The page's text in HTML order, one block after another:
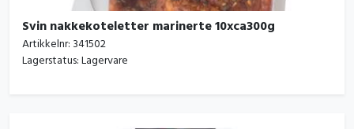
Svin nakkekoteletter marinerte 10xca300g
Artikkelnr: 341502
Lagerstatus:Lagervare